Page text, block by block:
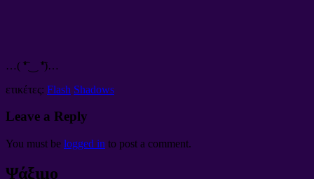
…( ͡❛ ‿ ͡❛)…
ετικέτες: Flash Shadows
Leave a Reply
You must be logged in to post a comment.
Ψάξιμο